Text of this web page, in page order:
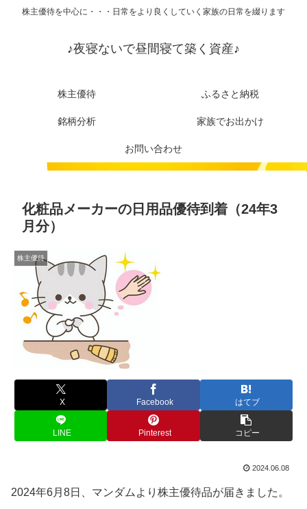
株主優待を中心に・・・日常をより良くしていく家族の日常を綴ります
♪夜寝ないで昼間寝て築く資産♪
株主優待 ふるさと納税
銘柄分析 家族でお出かけ
お問い合わせ
化粧品メーカーの日用品優待到着（24年3
月分）
株主優待
X Facebook はてブ
LINE Pinterest コピー
2024.06.08
2024年6月8日、マンダムより株主優待品が届きました。